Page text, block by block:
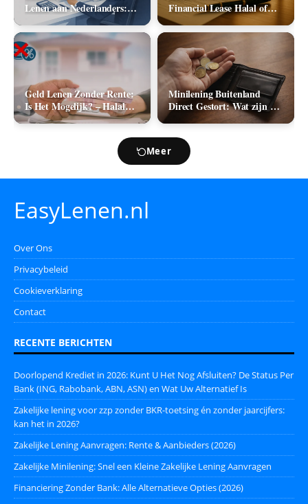
Lenen aan Nederlanders:
Complete Lijst +
Vergelijking 2026
Financial Lease Halal of
Haram?
Geld Lenen Zonder Rente:
Is Het Mogelijk? – Halal
Geld Lenen
Minilening Buitenland
Direct Gestort: Wat zijn de
Mogelijkheden in 2026?
Meer
EasyLenen.nl
Over Ons
Privacybeleid
Cookieverklaring
Contact
RECENTE BERICHTEN
Doorlopend Krediet in 2026: Kunt U Het Nog Afsluiten? De Status Per
Bank (ING, Rabobank, ABN, ASN) en Wat Uw Alternatief Is
Zakelijke lening voor zzp zonder BKR-toetsing én zonder jaarcijfers:
kan het in 2026?
Zakelijke Lening Aanvragen: Rente & Aanbieders (2026)
Zakelijke Minilening: Snel een Kleine Zakelijke Lening Aanvragen
Financiering Zonder Bank: Alle Alternatieve Opties (2026)